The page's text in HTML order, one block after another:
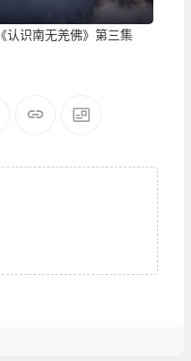
《认识南无羌佛》第三集